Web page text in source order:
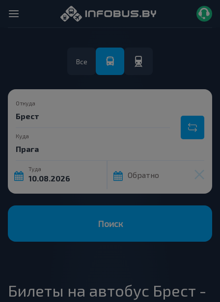
Все
Откуда
Куда
Туда
Обратно
Поиск
Билеты на автобус Брест -